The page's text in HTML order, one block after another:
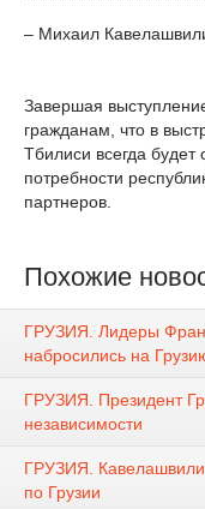
– Михаил
Завершая
гражданам, что в
Тбилиси всегда
потребности
партнеров.
Похожие
ГРУЗИЯ. Лидеры
набросились на
ГРУЗИЯ. Президент
независимости
ГРУЗИЯ.
по Грузии